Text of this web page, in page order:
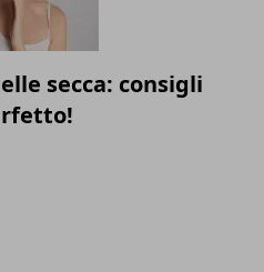
secca: consigli